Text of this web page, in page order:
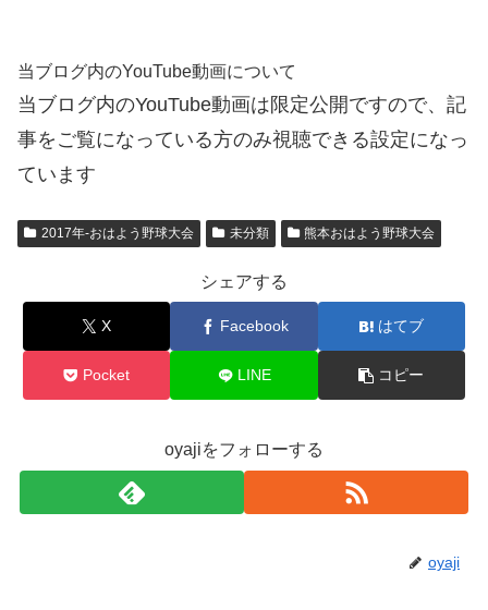
当ブログ内のYouTube動画について
当ブログ内のYouTube動画は限定公開ですので、記
事をご覧になっている方のみ視聴できる設定になっ
ています
2017年-おはよう野球大会 未分類 熊本おはよう野球大会
シェアする
X Facebook はてブ
Pocket LINE コピー
oyajiをフォローする
oyaji